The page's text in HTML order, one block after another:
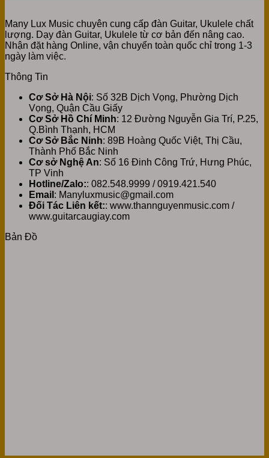
Many Lux Music chuyên cung cấp đàn Guitar, Ukulele chất
lượng. Dạy đàn Guitar, Ukulele từ cơ bản đến nâng cao.
Nhận đặt hàng Online, vận chuyển toàn quốc chỉ trong 1-3
ngày làm việc.
Thông Tin
Cơ Sở Hà Nội: Số 32B Dịch Vọng, Phường Dịch
Vọng, Quận Cầu Giấy
Cơ Sở Hồ Chí Minh: 12 Đường Nguyễn Gia Trí, P.25,
Q.Bình Thạnh, HCM
Cơ Sở Bắc Ninh: 89B Hoàng Quốc Việt, Thị Cầu,
Thành Phố Bắc Ninh
Cơ sở Nghệ An: Số 16 Đinh Công Trứ, Hưng Phúc,
TP Vinh
Hotline/Zalo:: 082.548.9999 / 0919.421.540
Email : Manyluxmusic@gmail.com
Đối Tác Liên kết:: www.thannguyenmusic.com /
www.guitarcaugiay.com
Bản Đồ